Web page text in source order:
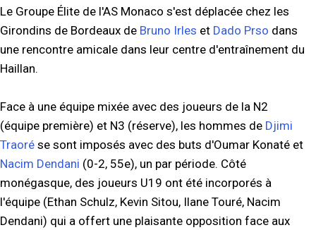
Le Groupe Élite de l'AS Monaco s'est déplacée chez les
Girondins de Bordeaux de Bruno Irles et Dado Prso dans
une rencontre amicale dans leur centre d'entraînement du
Haillan.
Face à une équipe mixée avec des joueurs de la N2
(équipe première) et N3 (réserve), les hommes de Djimi
Traoré se sont imposés avec des buts d'Oumar Konaté et
Nacim Dendani (0-2, 55e), un par période. Côté
monégasque, des joueurs U19 ont été incorporés à
l'équipe (Ethan Schulz, Kevin Sitou, Ilane Touré, Nacim
Dendani) qui a offert une plaisante opposition face aux